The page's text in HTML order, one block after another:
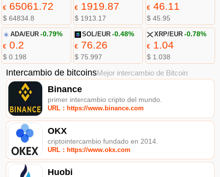
€65061.72
$ 64834.8
€ 1919.87
$ 1913.17
€46.11
$ 45.95
ADA/EUR -0.79%
€0.2
$ 0.198
SOL/EUR -0.48%
€ 76.26
$ 75.997
XRP/EUR -0.78%
€1.04
$ 1.038
Intercambio de bitcoinsMejor intercambio de Bitcoin
Binance
primer intercambio cripto del mundo.
URL：https://www.binance.com
OKX
criptointercambio fundado en 2014.
URL：https://www.okx.com
Huobi